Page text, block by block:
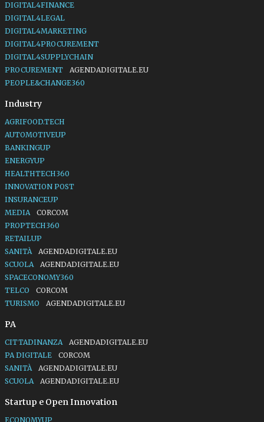
DIGITAL4FINANCE
DIGITAL4LEGAL
DIGITAL4MARKETING
DIGITAL4PROCUREMENT
DIGITAL4SUPPLYCHAIN
PROCUREMENT
AGENDADIGITALE.EU
PEOPLE&CHANGE360
Industry
AGRIFOOD.TECH
AUTOMOTIVEUP
BANKINGUP
ENERGYUP
HEALTHTECH360
INNOVATION POST
INSURANCEUP
MEDIA
CORCOM
PROPTECH360
RETAILUP
SANITÀ
AGENDADIGITALE.EU
SCUOLA
AGENDADIGITALE.EU
SPACECONOMY360
TELCO
CORCOM
TURISMO
AGENDADIGITALE.EU
PA
CITTADINANZA
AGENDADIGITALE.EU
PA DIGITALE
CORCOM
SANITÀ
AGENDADIGITALE.EU
SCUOLA
AGENDADIGITALE.EU
Startup e Open Innovation
ECONOMYUP